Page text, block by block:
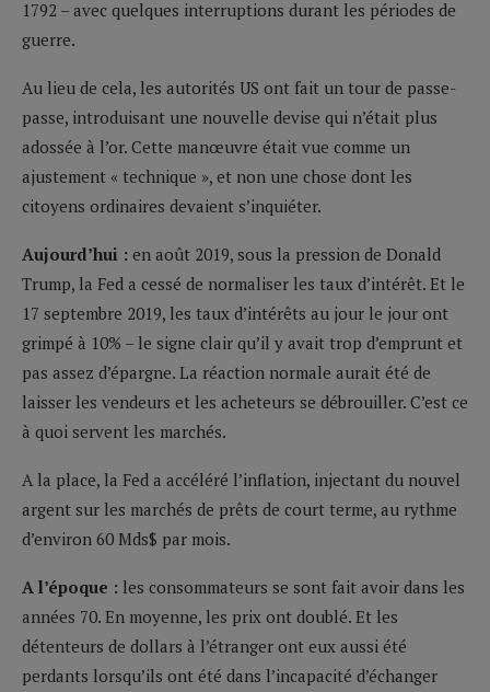
1792 – avec quelques interruptions durant les périodes de
guerre.
Au lieu de cela, les autorités US ont fait un tour de passe-
passe, introduisant une nouvelle devise qui n’était plus
adossée à l’or. Cette manœuvre était vue comme un
ajustement « technique », et non une chose dont les
citoyens ordinaires devaient s’inquiéter.
Aujourd’hui : en août 2019, sous la pression de Donald
Trump, la Fed a cessé de normaliser les taux d’intérêt. Et le
17 septembre 2019, les taux d’intérêts au jour le jour ont
grimpé à 10% – le signe clair qu’il y avait trop d’emprunt et
pas assez d’épargne. La réaction normale aurait été de
laisser les vendeurs et les acheteurs se débrouiller. C’est ce
à quoi servent les marchés.
A la place, la Fed a accéléré l’inflation, injectant du nouvel
argent sur les marchés de prêts de court terme, au rythme
d’environ 60 Mds$ par mois.
A l’époque : les consommateurs se sont fait avoir dans les
années 70. En moyenne, les prix ont doublé. Et les
détenteurs de dollars à l’étranger ont eux aussi été
perdants lorsqu’ils ont été dans l’incapacité d’échanger